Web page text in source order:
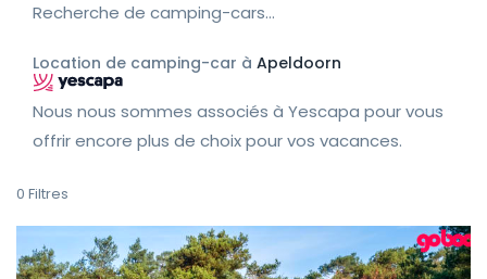
Recherche de camping-cars…
Location de camping-car à Apeldoorn
Nous nous sommes associés à Yescapa pour vous
offrir encore plus de choix pour vos vacances.
0 Filtres